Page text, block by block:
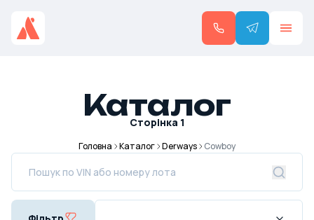
Каталог
Сторінка 1
Головна Каталог Derways Cowboy